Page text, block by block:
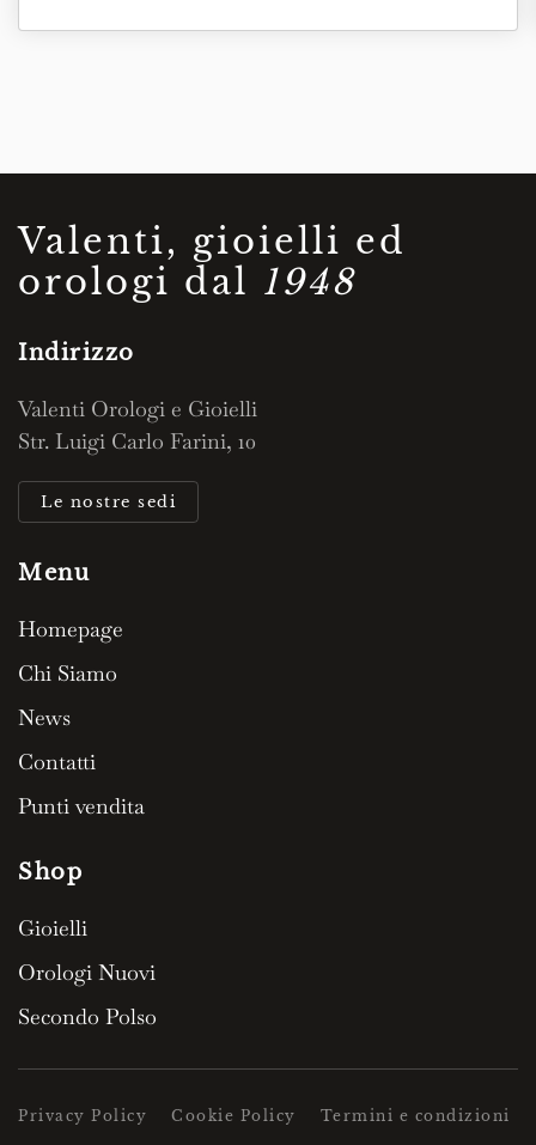
Valenti, gioielli ed
orologi dal 1948
Indirizzo
Valenti Orologi e Gioielli
Str. Luigi Carlo Farini, 10
Le nostre sedi
Menu
Homepage
Chi Siamo
News
Contatti
Punti vendita
Shop
Gioielli
Orologi Nuovi
Secondo Polso
Privacy Policy Cookie Policy Termini e condizioni